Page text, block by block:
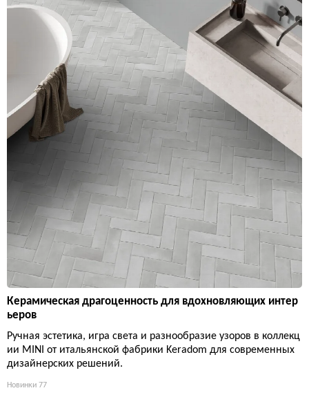
Керамическая драгоценность для вдохновляющих интер
ьеров
Ручная эстетика, игра света и разнообразие узоров в коллекц
ии MINI от итальянской фабрики Keradom для современных
дизайнерских решений.
Новинки 77